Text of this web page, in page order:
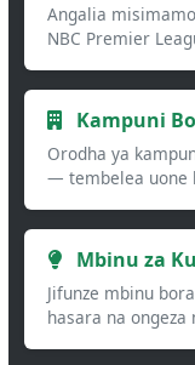
Angalia
NBC Premier
Kampuni
Orodha ya
— tembelea uone
Mbinu za
Jifunze mbinu
hasara na